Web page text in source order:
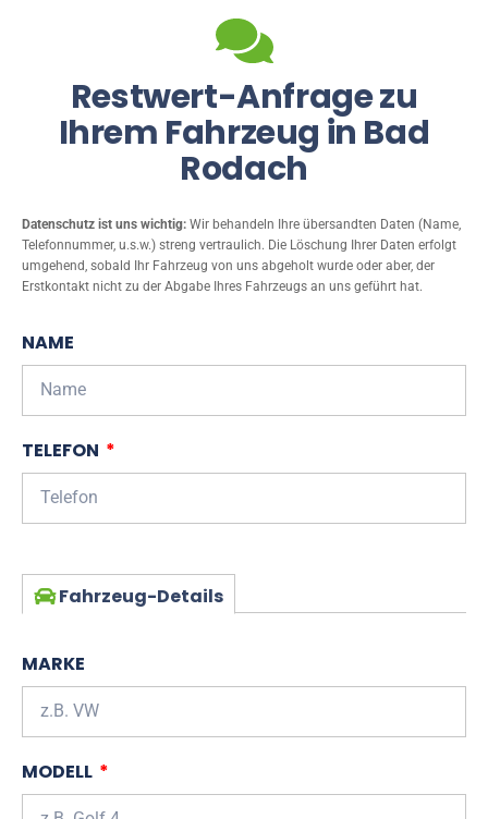
Restwert-Anfrage zu
Ihrem Fahrzeug in Bad
Rodach
Datenschutz ist uns wichtig: Wir behandeln Ihre übersandten Daten (Name,
Telefonnummer, u.s.w.) streng vertraulich. Die Löschung Ihrer Daten erfolgt
umgehend, sobald Ihr Fahrzeug von uns abgeholt wurde oder aber, der
Erstkontakt nicht zu der Abgabe Ihres Fahrzeugs an uns geführt hat.
NAME
TELEFON
Fahrzeug-Details
MARKE
MODELL